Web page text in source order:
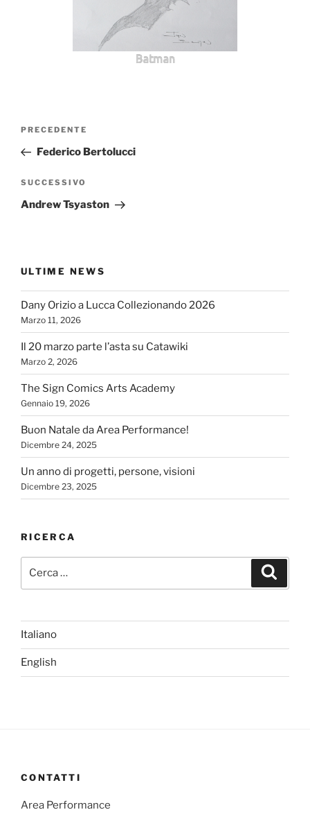
Batman
Navigazione
Articolo
precedente:
PRECEDENTE
Federico Bertolucci
Articolo
successivo
SUCCESSIVO
Andrew Tsyaston
ULTIME NEWS
Dany Orizio a Lucca Collezionando 2026
Marzo 11, 2026
Il 20 marzo parte l’asta su Catawiki
Marzo 2, 2026
The Sign Comics Arts Academy
Gennaio 19, 2026
Buon Natale da Area Performance!
Dicembre 24, 2025
Un anno di progetti, persone, visioni
Dicembre 23, 2025
RICERCA
Italiano
English
CONTATTI
Area Performance